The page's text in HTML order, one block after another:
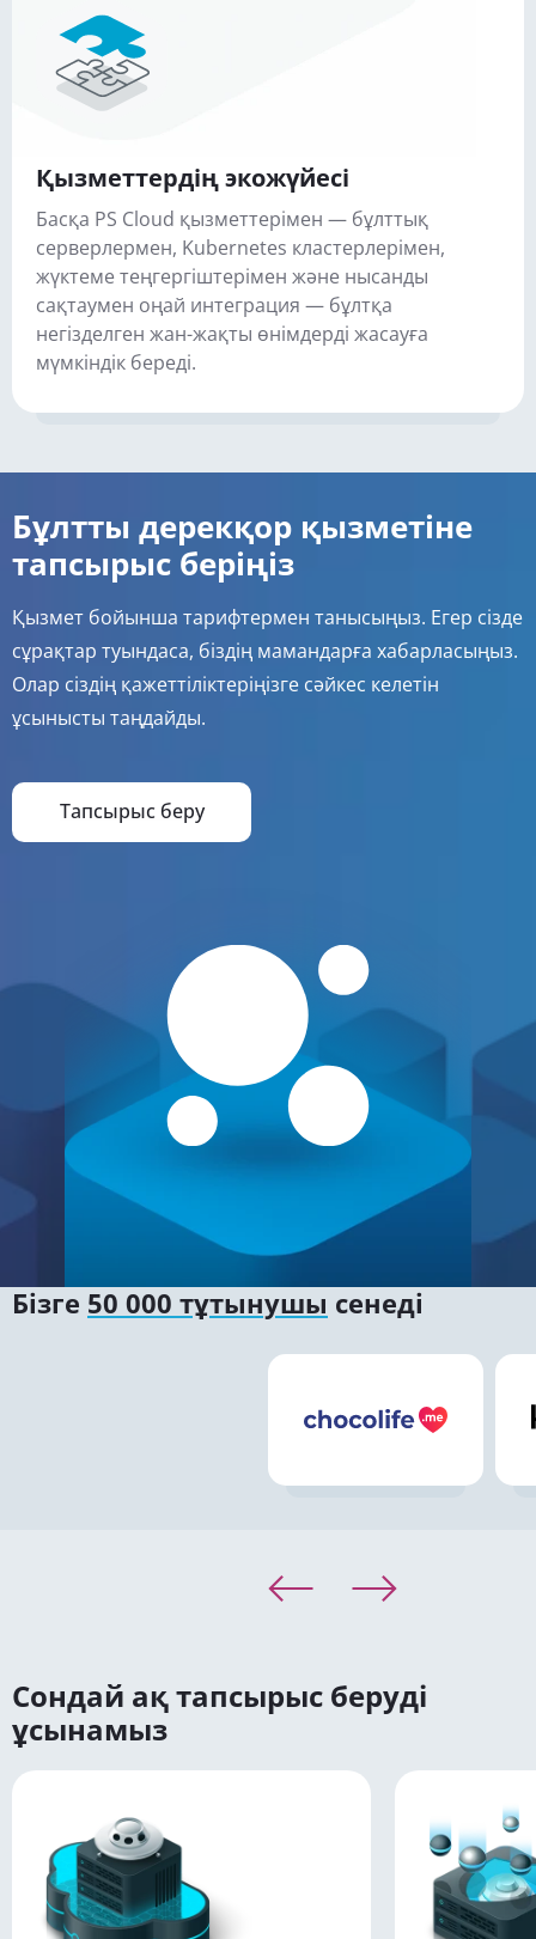
Қызметтердің экожүйесі
Басқа PS Cloud қызметтерімен — бұлттық
серверлермен, Kubernetes кластерлерімен,
жүктеме теңгергіштерімен және нысанды
сақтаумен оңай интеграция — бұлтқа
негізделген жан-жақты өнімдерді жасауға
мүмкіндік береді.
Бұлтты дерекқор қызметіне
тапсырыс беріңіз
Қызмет бойынша тарифтермен танысыңыз. Егер сізде
сұрақтар туындаса, біздің мамандарға хабарласыңыз.
Олар сіздің қажеттіліктеріңізге сәйкес келетін
ұсынысты таңдайды.
Тапсырыс беру
Бізге 50 000 тұтынушы сенеді
Сондай ақ тапсырыс беруді
ұсынамыз